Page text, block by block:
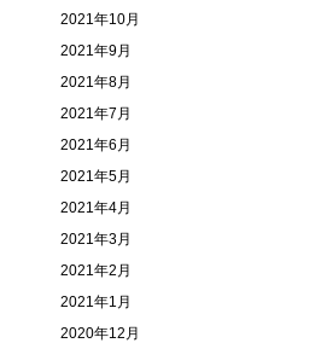
2021年10月
2021年9月
2021年8月
2021年7月
2021年6月
2021年5月
2021年4月
2021年3月
2021年2月
2021年1月
2020年12月